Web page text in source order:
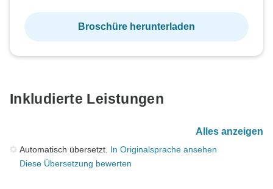
Broschüre herunterladen
Inkludierte Leistungen
Alles anzeigen
Automatisch übersetzt. In Originalsprache ansehen
Diese Übersetzung bewerten